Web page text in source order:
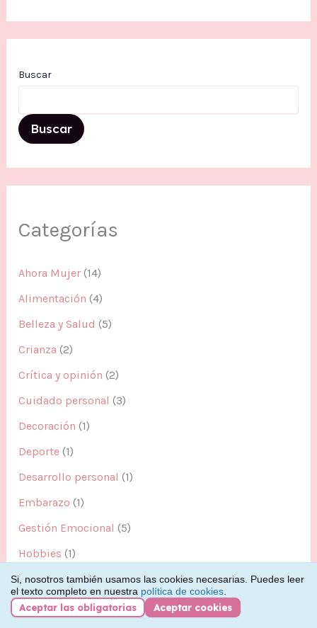
Buscar
Buscar
Categorías
Ahora Mujer (14)
Alimentación (4)
Belleza y Salud (5)
Crianza (2)
Crítica y opinión (2)
Cuidado personal (3)
Decoración (1)
Deporte (1)
Desarrollo personal (1)
Embarazo (1)
Gestión Emocional (5)
Hobbies (1)
Hogar(2)
Mascotas(1)
Si, nosotros también usamos las cookies necesarias. Puedes leer
el texto completo en nuestra política de cookies
Aceptar las obligatorias
Aceptar cookies